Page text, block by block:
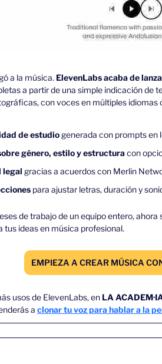
a la música. ElevenLabs acaba de
a partir de una simple indicación de
con voces en múltiples idiomas
de estudio generada con prompts en
género, estilo y estructura con
legal gracias a acuerdos con Merlin
para ajustar letras, duración y
de trabajo de un equipo entero,
tus ideas en música profesional.
EMPIEZA A CREAR MÚSICA
usos de ElevenLabs, en LA
a clonar tu voz para hablar a la